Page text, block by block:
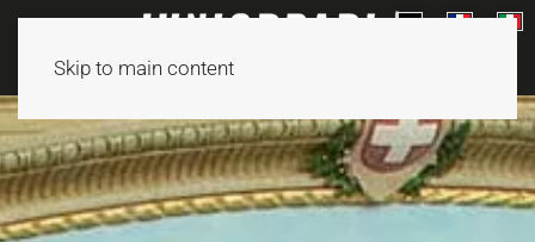
Skip to main content